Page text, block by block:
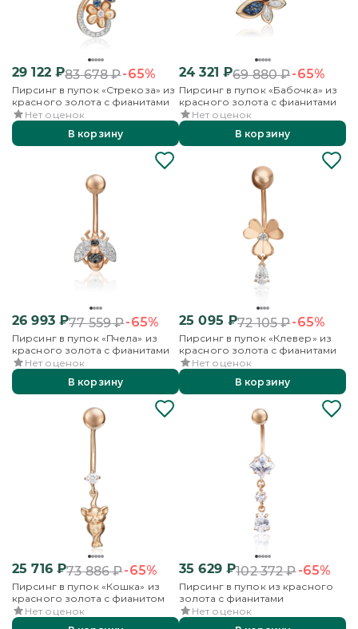
29 122₽83 678₽-65%
Пирсинг в пупок «Стрекоза» из
красного золота с фианитами
Нет оценок
В корзину
24 321 ₽69 880₽-65%
Пирсинг в пупок «Бабочка» из
красного золота с фианитами
Нет оценок
В корзину
26 993₽77 559₽-65%
Пирсинг в пупок «Пчела» из
красного золота с фианитами
Нет оценок
В корзину
25 095 ₽72 105₽-65%
Пирсинг в пупок «Клевер» из
красного золота с фианитами
Нет оценок
В корзину
25 716₽73 886₽-65%
Пирсинг в пупок «Кошка» из
красного золота с фианитом
Нет оценок
35 629₽102 372₽-65%
Пирсинг в пупок из красного
золота с фианитами
Нет оценок